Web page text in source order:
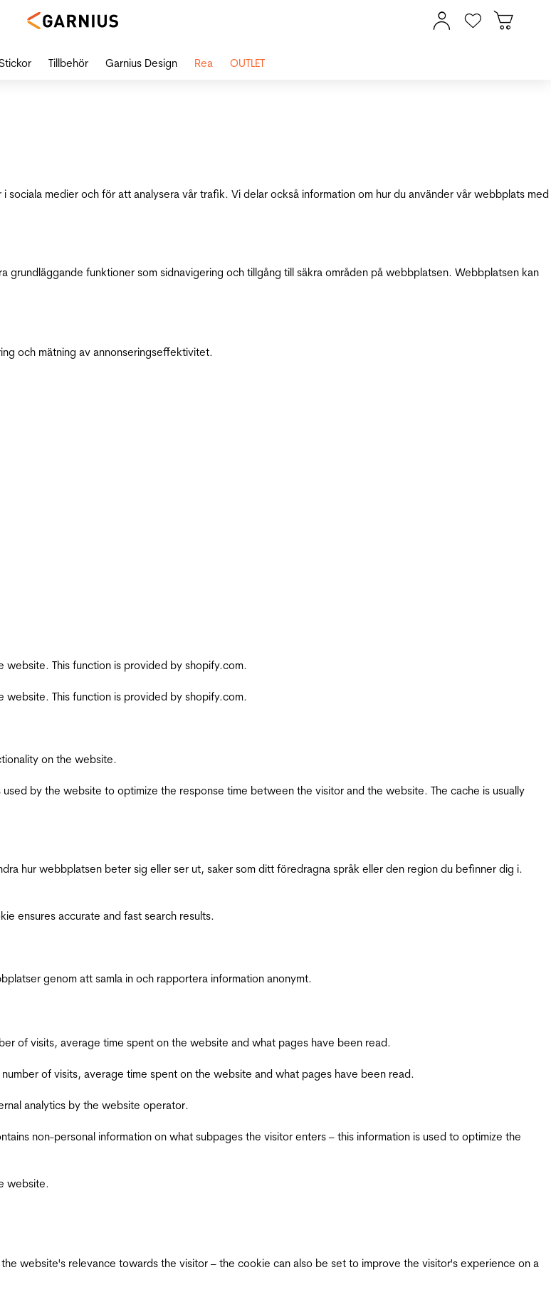
medier och för att analysera vår trafik. Vi delar också information om hur du använder vår webbplats med
funktioner som sidnavigering och tillgång till säkra områden på webbplatsen. Webbplatsen kan
och mätning av annonseringseffektivitet.
This function is provided by shopify.com.
This function is provided by shopify.com.
on the website.
by the website to optimize the response time between the visitor and the website. The cache is usually
hur webbplatsen beter sig eller ser ut, saker som ditt föredragna språk eller den region du befinner dig i.
ensures accurate and fast search results.
genom att samla in och rapportera information anonymt.
of visits, average time spent on the website and what pages have been read.
of visits, average time spent on the website and what pages have been read.
analytics by the website operator.
non-personal information on what subpages the visitor enters – this information is used to optimize the
website.
website's relevance towards the visitor – the cookie can also be set to improve the visitor's experience on a
Tillbehör Garnius Design Rea OUTLET